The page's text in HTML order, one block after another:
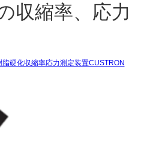
収縮率、応力
脂硬化収縮率応力測定装置CUSTRON